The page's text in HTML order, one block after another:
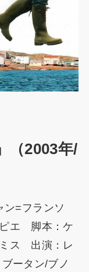
（2003年/
=フランソ
エ 脚本：ケ
ス 出演：レ
ータン/ブノ